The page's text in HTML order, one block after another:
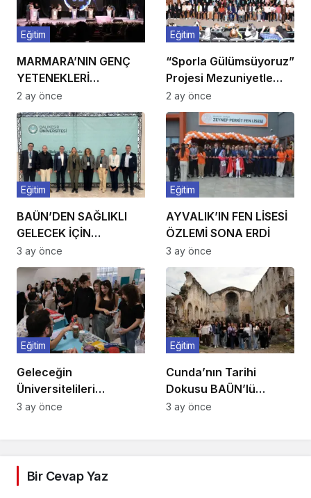
MARMARA’NIN GENÇ
YETENEKLERİ
BALIKESİR’DE
BULUŞUYOR
Eğitim
2 ay önce
“Sporla Gülümsüyoruz”
Projesi Mezuniyetle
Taçlandı
Eğitim
2 ay önce
BAÜN’DEN SAĞLIKLI
GELECEK İÇİN
YENİLİKÇİ EKMEK
PROJESİ
Eğitim
3 ay önce
AYVALIK’IN FEN LİSESİ
ÖZLEMİ SONA ERDİ
Eğitim
3 ay önce
Geleceğin
Üniversitelileri
BAÜN’de Buluştu
Eğitim
3 ay önce
Cunda’nın Tarihi
Dokusu BAÜN’lü
Öğrencilerle Yerinde
Eğitim
3 ay önce
Bir Cevap Yaz